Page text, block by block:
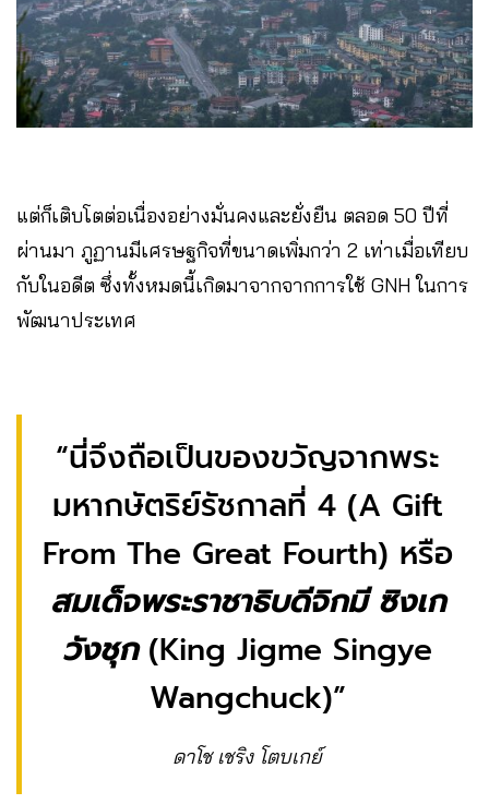
แต่ก็เติบโตต่อเนื่องอย่างมั่นคงและยั่งยืน ตลอด 50 ปีที่
ผ่านมา ภูฏานมีเศรษฐกิจที่ขนาดเพิ่มกว่า 2 เท่าเมื่อเทียบ
กับในอดีต ซึ่งทั้งหมดนี้เกิดมาจากจากการใช้ GNH ในการ
พัฒนาประเทศ
“นี่จึงถือเป็นของขวัญจากพระ
มหากษัตริย์รัชกาลที่ 4 (A Gift
From The Great Fourth) หรือ
สมเด็จพระราชาธิบดีจิกมี ซิงเก
วังชุก(King Jigme Singye
Wangchuck)”
ดาโช เชริง โตบเกย์